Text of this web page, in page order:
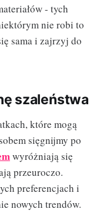
- tych
nie robi to
sama i zajrzyj do
szaleństwa
które mogą
sięgnijmy po
wyróżniają się
przeuroczo.
preferencjach i
nowych trendów.